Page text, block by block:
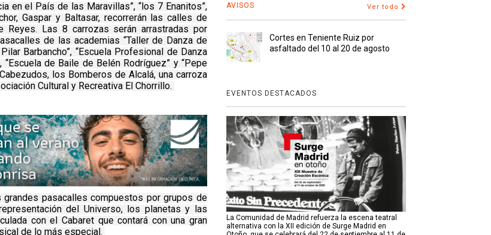
en el País de las Maravillas”, “los 7 Enanitos”,
Gaspar y Baltasar, recorrerán las calles de
Las 8 carrozas serán arrastradas por
de las academias “Taller de Danza de
Barbancho”, “Escuela Profesional de Danza
de Baile de Belén Rodríguez” y “Pepe
los Bomberos de Alcalá, una carroza
Cultural y Recreativa El Chorrillo.
grandes pasacalles compuestos por grupos de
del Universo, los planetas y las
con el Cabaret que contará con una gran
de lo más especial.
AVISOS Ver todo
Cortes en Teniente Ruiz por
asfaltado del 10 al 20 de agosto
EVENTOS DESTACADOS
La Comunidad de Madrid refuerza la escena teatral
alternativa con la XII edición de Surge Madrid en